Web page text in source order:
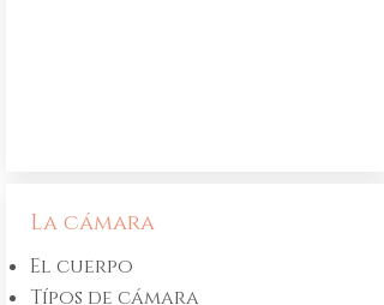
La cámara
El cuerpo
​Típos de cámara